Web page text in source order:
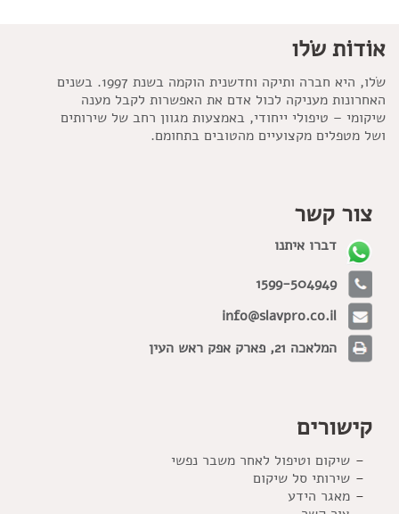
אוֹדוֹת שׂלו
שׂלו, היא חברה ותיקה וחדשנית הוקמה בשנת 1997. בשנים
האחרונות מעניקה לכול אדם את האפשרות לקבל מענה
שיקומי – טיפולי ייחודי, באמצעות מגוון רחב של שירותים
ושל מטפלים מקצועיים מהטובים בתחומם.
צור קשר
דברו איתנו
1599-504949
info@slavpro.co.il
המלאכה 21, פארק אפק ראש העין
קישורים
שיקום וטיפול לאחר משבר נפשי
שירותי סל שיקום
מאגר הידע